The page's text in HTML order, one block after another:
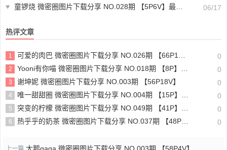
♥ 童锣烧 微密圈图片下载分享 NO.028期 【5P6V】最新至：2025.4.9 06/17
热评文章
1 可爱的肉巴 微密圈图片下载分享 NO.026期 【66P17V】最新至：2024.8.19 0
2 Yooni有你喵 微密圈图片下载分享 NO.018期 【8P】最新至：2023.8.4 0
3 谢坤妮 微密圈图片下载分享 NO.003期 【56P18V】 0
4 唯一甜甜圈 微密圈图片下载分享 NO.004期 【15P】最新至：2023.8.7 0
5 突变的柠檬 微密圈图片下载分享 NO.049期 【41P】最新至：2024.8.24 0
6 热乎乎的奶茶 微密圈图片下载分享 NO.037期 【48P10V】最新至：2023.8.11 0